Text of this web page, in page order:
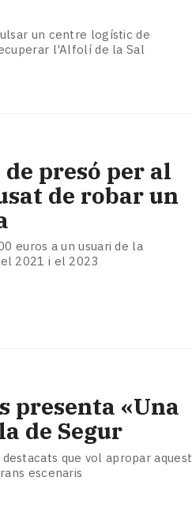
un centre logístic de
l'Alfolí de la Sal
presó per al
de robar un
euros a un usuari de la
2021 i el 2023
presenta «Una
de Segur
que vol apropar aquest
escenaris